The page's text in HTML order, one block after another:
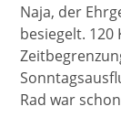
Naja, der
besiegelt.
Rad war